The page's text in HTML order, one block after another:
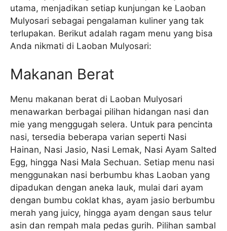
utama, menjadikan setiap kunjungan ke Laoban
Mulyosari sebagai pengalaman kuliner yang tak
terlupakan. Berikut adalah ragam menu yang bisa
Anda nikmati di Laoban Mulyosari:
Makanan Berat
Menu makanan berat di Laoban Mulyosari
menawarkan berbagai pilihan hidangan nasi dan
mie yang menggugah selera. Untuk para pencinta
nasi, tersedia beberapa varian seperti Nasi
Hainan, Nasi Jasio, Nasi Lemak, Nasi Ayam Salted
Egg, hingga Nasi Mala Sechuan. Setiap menu nasi
menggunakan nasi berbumbu khas Laoban yang
dipadukan dengan aneka lauk, mulai dari ayam
dengan bumbu coklat khas, ayam jasio berbumbu
merah yang juicy, hingga ayam dengan saus telur
asin dan rempah mala pedas gurih. Pilihan sambal